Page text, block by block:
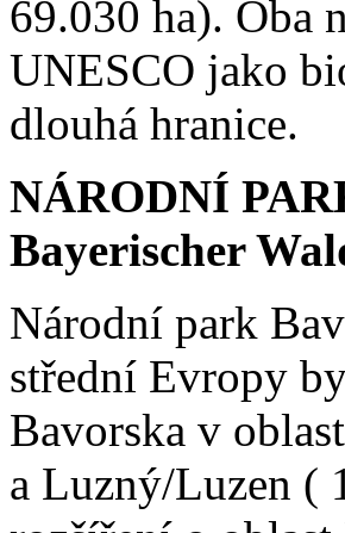
69.030 ha). Oba
UNESCO jako
dlouhá hranice.
NÁRODNÍ
Bayerischer
Národní park
střední Evropy
Bavorska v
a Luzný/Luzen (